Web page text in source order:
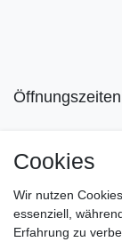
Öffnungszeiten
Di-Fr von 10.00
Sa von 11.00 -
Besuchen Sie
Cookies
Wir nutzen
essenziell,
Erfahrung zu